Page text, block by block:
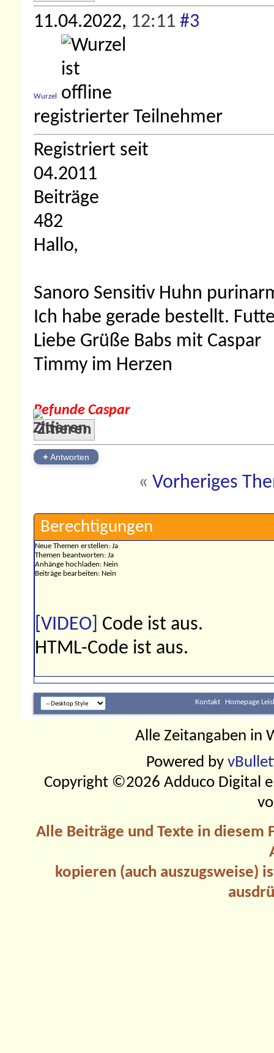
11.04.2022, 12:11 #3
Wurzel
registrierter Teilnehmer
Registriert seit
04.2011
Beiträge
482
Hallo,
Sanoro Sensitiv Huhn
Ich habe gerade bestellt.
Liebe Grüße Babs mit Caspar
Timmy im Herzen
Befunde Caspar
Zitieren
+Antworten
« Vorheriges
Berechtigungen
Neue Themen erstellen: Ja
Themen beantworten: Ja
Anhänge hochladen: Nein
Beiträge bearbeiten: Nein
[VIDEO] Code ist aus.
HTML-Code ist aus.
Kontakt Homepage
Alle Zeitangaben in
Powered by
Copyright ©2026 Adduco Digital
Alle Beiträge und Texte in
kopieren (auch auszugsweise)